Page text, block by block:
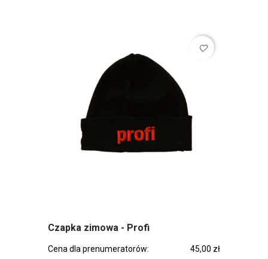
favorite_border
Czapka zimowa - Profi
Cena dla prenumeratorów: 45,00 zł